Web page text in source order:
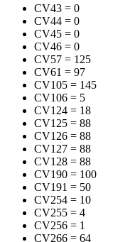
CV43 = 0
CV44 = 0
CV45 = 0
CV46 = 0
CV57 = 125
CV61 = 97
CV105 = 145
CV106 = 5
CV124 = 18
CV125 = 88
CV126 = 88
CV127 = 88
CV128 = 88
CV190 = 100
CV191 = 50
CV254 = 10
CV255 = 4
CV256 = 1
CV266 = 64